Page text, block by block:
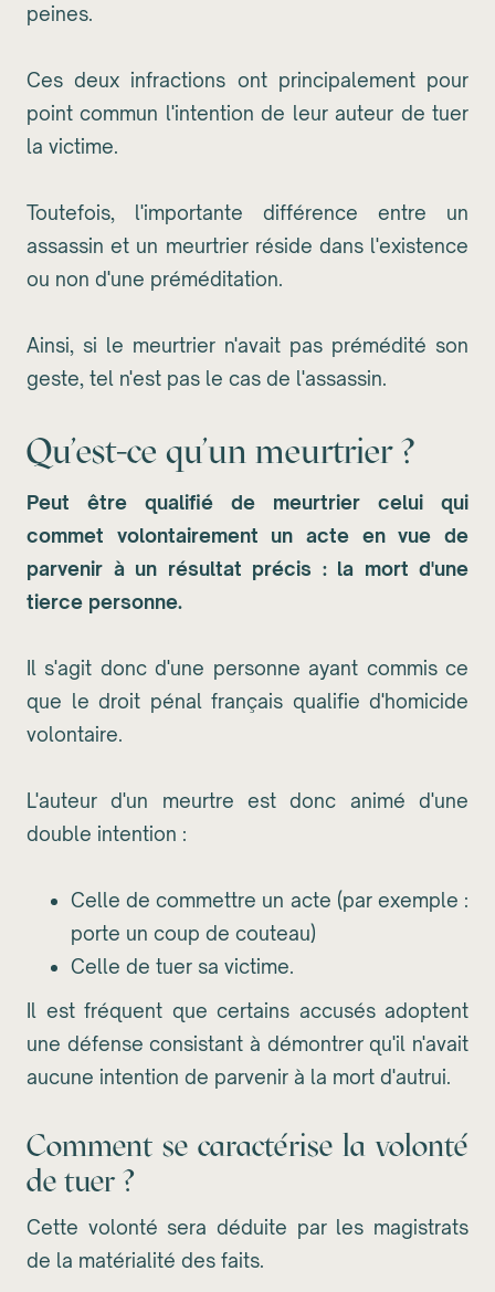
peines.
Ces deux infractions ont principalement pour
point commun l'intention de leur auteur de tuer
la victime.
Toutefois, l'importante différence entre un
assassin et un meurtrier réside dans l'existence
ou non d'une préméditation.
Ainsi, si le meurtrier n'avait pas prémédité son
geste, tel n'est pas le cas de l'assassin.
Qu'est-ce qu'un meurtrier ?
Peut être qualifié de meurtrier celui qui
commet volontairement un acte en vue de
parvenir à un résultat précis : la mort d'une
tierce personne.
Il s'agit donc d'une personne ayant commis ce
que le droit pénal français qualifie d'homicide
volontaire.
L'auteur d'un meurtre est donc animé d'une
double intention :
Celle de commettre un acte (par exemple :
porte un coup de couteau)
Celle de tuer sa victime.
Il est fréquent que certains accusés adoptent
une défense consistant à démontrer qu'il n'avait
aucune intention de parvenir à la mort d'autrui.
Comment se caractérise la volonté
de tuer ?
Cette volonté sera déduite par les magistrats
de la matérialité des faits.